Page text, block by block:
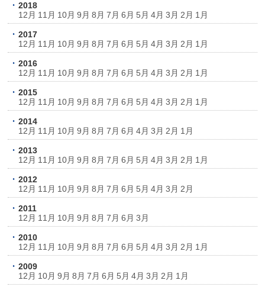
2018
12月 11月 10月 9月 8月 7月 6月 5月 4月 3月 2月 1月
2017
12月 11月 10月 9月 8月 7月 6月 5月 4月 3月 2月 1月
2016
12月 11月 10月 9月 8月 7月 6月 5月 4月 3月 2月 1月
2015
12月 11月 10月 9月 8月 7月 6月 5月 4月 3月 2月 1月
2014
12月 11月 10月 9月 8月 7月 6月 4月 3月 2月 1月
2013
12月 11月 10月 9月 8月 7月 6月 5月 4月 3月 2月 1月
2012
12月 11月 10月 9月 8月 7月 6月 5月 4月 3月 2月
2011
12月 11月 10月 9月 8月 7月 6月 3月
2010
12月 11月 10月 9月 8月 7月 6月 5月 4月 3月 2月 1月
2009
12月 10月 9月 8月 7月 6月 5月 4月 3月 2月 1月